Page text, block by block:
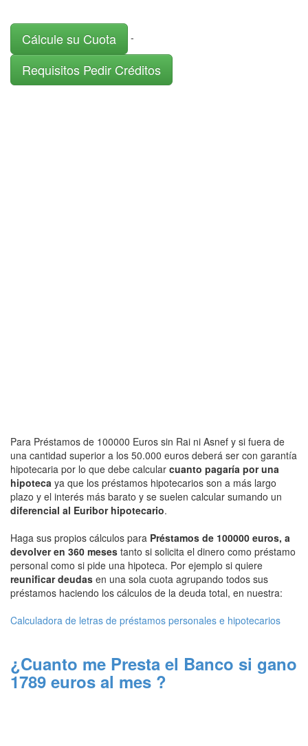
Cálcule su Cuota -
Requisitos Pedir Créditos
Para Préstamos de 100000 Euros sin Rai ni Asnef y si fuera de
una cantidad superior a los 50.000 euros deberá ser con garantía
hipotecaria por lo que debe calcular cuanto pagaría por una
hipoteca ya que los préstamos hipotecarios son a más largo
plazo y el interés más barato y se suelen calcular sumando un
diferencial al Euribor hipotecario.
Haga sus propios cálculos para Préstamos de 100000 euros, a
devolver en 360 meses tanto si solicita el dinero como préstamo
personal como si pide una hipoteca. Por ejemplo si quiere
reunificar deudas en una sola cuota agrupando todos sus
préstamos haciendo los cálculos de la deuda total, en nuestra:
Calculadora de letras de préstamos personales e hipotecarios
¿Cuanto me Presta el Banco si gano
1789 euros al mes ?